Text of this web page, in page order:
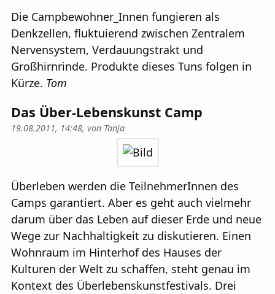
Die Campbewohner_Innen fungieren als
Denkzellen, fluktuierend zwischen Zentralem
Nervensystem, Verdauungstrakt und
Großhirnrinde. Produkte dieses Tuns folgen in
Kürze. Tom
Das Über-Lebenskunst Camp
19.08.2011, 14:48, von Tanja
Überleben werden die TeilnehmerInnen des
Camps garantiert. Aber es geht auch vielmehr
darum über das Leben auf dieser Erde und neue
Wege zur Nachhaltigkeit zu diskutieren. Einen
Wohnraum im Hinterhof des Hauses der
Kulturen der Welt zu schaffen, steht genau im
Kontext des Überlebenskunstfestivals. Drei